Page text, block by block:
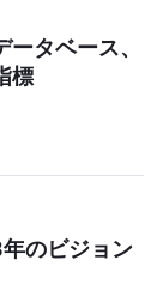
タベース、
標
のビジョン